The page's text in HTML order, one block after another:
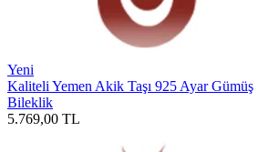
Yeni
Kaliteli Yemen Akik Taşı 925 Ayar Gümüş
Bileklik
5.769,00 TL